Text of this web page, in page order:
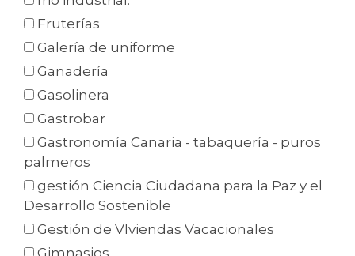
Fruterías
Galería de uniforme
Ganadería
Gasolinera
Gastrobar
Gastronomía Canaria - tabaquería - puros
palmeros
gestión Ciencia Ciudadana para la Paz y el
Desarrollo Sostenible
Gestión de VIviendas Vacacionales